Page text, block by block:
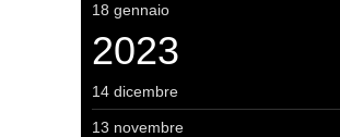
18 gennaio
2023
14 dicembre
13 novembre